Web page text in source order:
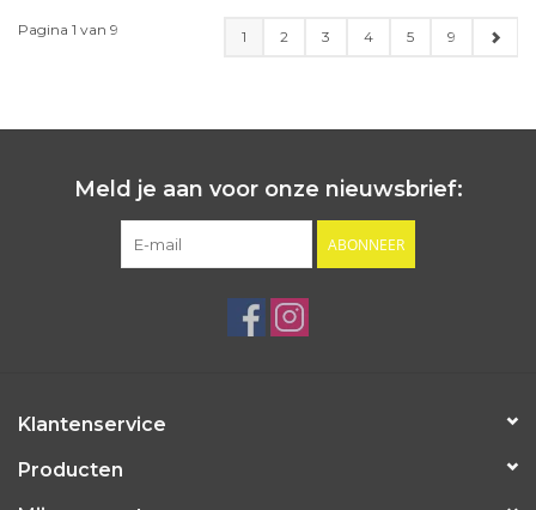
Pagina 1 van 9 1 2 3 4 5 9
Meld je aan voor onze nieuwsbrief:
ABONNEER
Klantenservice
Producten